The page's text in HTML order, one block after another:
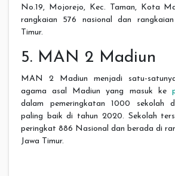
No.19, Mojorejo, Kec. Taman, Kota
rangkaian 576 nasional dan
Timur.
5. MAN 2 Madiun
MAN 2 Madiun menjadi satu-
agama asal Madiun yang masuk ke
dalam pemeringkatan 1000 sekolah
paling baik di tahun 2020. Sekolah
peringkat 886 Nasional dan berada di
Jawa Timur.